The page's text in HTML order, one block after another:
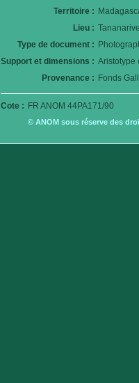
Territoire :
Lieu :
Type de document :
Support et dimensions : Aristotype
Provenance : Fonds
Cote : FR ANOM 44PA171/90
© ANOM sous réserve des